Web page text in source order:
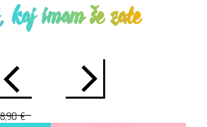
kaj imam še zate
€